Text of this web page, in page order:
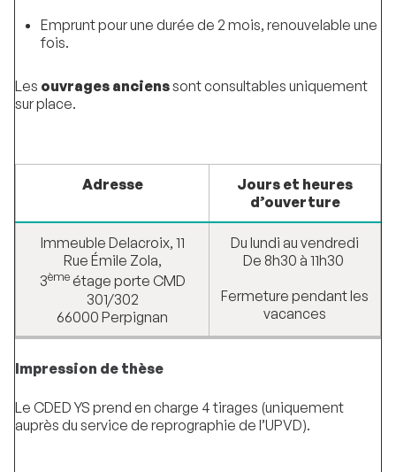
Emprunt pour une durée de 2 mois, renouvelable une
fois.
Les ouvrages ancienssont consultables uniquement
sur place.
Adresse
Jours et heures
d’ouverture
Immeuble Delacroix, 11
Rue Émile Zola,
3èmeétage porte CMD
301/302
66000 Perpignan
Du lundi au vendredi
De 8h30 à 11h30
Fermeture pendant les
vacances
Impression de thèse
Le CDED YS prend en charge 4 tirages (uniquement
auprès du service de reprographie de l’UPVD).